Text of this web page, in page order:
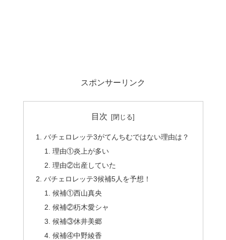
スポンサーリンク
目次
バチェロレッテ3がてんちむではない理由は？
理由①炎上が多い
理由②出産していた
バチェロレッテ3候補5人を予想！
候補①西山真央
候補②杤木愛シャ
候補③休井美郷
候補④中野綾香